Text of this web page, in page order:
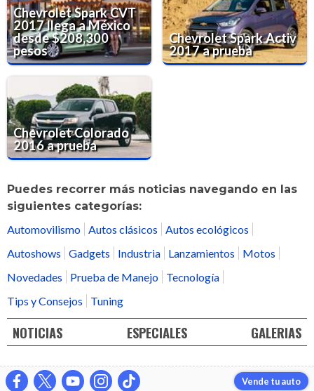
Chevrolet Spark CVT
2017 llega a México
desde $208,300
pesos
Chevrolet Spark Activ
2017 a prueba
Chevrolet Colorado
2016 a prueba
Puedes recorrer más noticias navegando en las
siguientes categorías:
Automovilismo Autos clásicos
Autos ecológicos
Autoshows
Gadgets Industria Lanzamientos
Motos
Novedades
Prueba de Manejo
Tecnología
Tips y Consejos
Tuning
NOTICIAS ESPECIALES GALERIAS
Vende tu auto